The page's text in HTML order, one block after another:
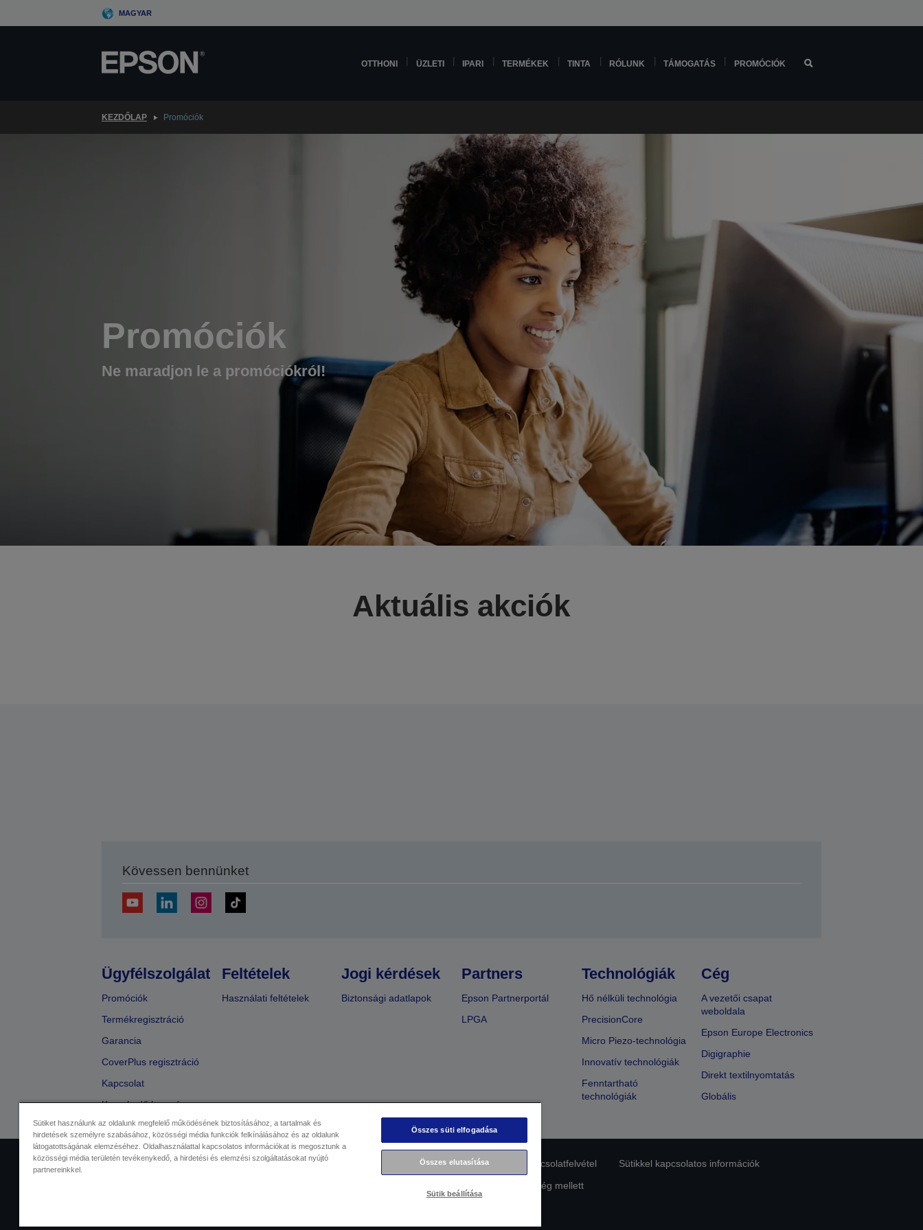
to
MAGYAR
OTTHONI ÜZLETI IPARI TERMÉKEK TINTA RÓLUNK TÁMOGATÁS PROMÓCIÓK
KEZDŐLAP Promóciók
Promóciók
Ne maradjon le a promóciókról!
Aktuális akciók
Kövessen bennünket
Ügyfélszolgálat
Promóciók
Termékregisztráció
Garancia
CoverPlus regisztráció
Kapcsolat
Kereskedő keresése
Feltételek
Használati feltételek
Jogi kérdések
Biztonsági adatlapok
Partners
Epson Partnerportál
LPGA
Technológiák
Hő nélküli technológia
PrecisionCore
Micro Piezo-technológia
Innovatív technológiák
Fenntartható
technológiák
Cég
A vezetői csapat
weboldala
Epson Europe Electronics
Digigraphie
Direkt textilnyomtatás
Globális
Kereskedelmi központ Adatvédelmi nyilatkozat EU Data Act Compliance Kapcsolatfelvétel
Sütikkel kapcsolatos információk
Az Epson elkötelezettsége az akadálymentesség mellett
Sütiket használunk az oldalunk megfelelő működésének biztosításához, a tartalmak és
hirdetések személyre szabásához, közösségi média funkciók felkínálásához és az oldalunk
látogatottságának elemzéséhez. Oldalhasználattal kapcsolatos információkat is megosztunk a
közösségi média területén tevékenykedő, a hirdetési és elemzési szolgáltatásokat nyújtó
partnereinkkel.
Összes süti elfogadása
Összes elutasítása
Sütik beállítása